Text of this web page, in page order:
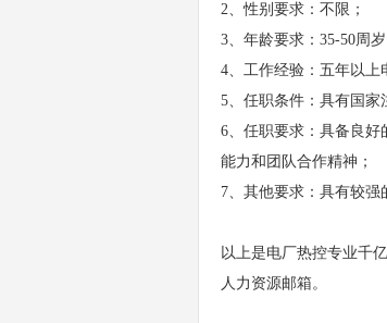
2、性别要求：不限；
3、年龄要求：35-50周岁
4、工作经验：五年以上
5、任职条件：具有国家
6、任职要求：具备良
能力和团队合作精神；
7、其他要求：具有较强
以上是电厂热控专业千
人力资源邮箱。